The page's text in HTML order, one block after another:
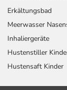
Erkältungsbad
Meerwasser
Inhaliergeräte
Hustenstiller
Hustensaft Kinder